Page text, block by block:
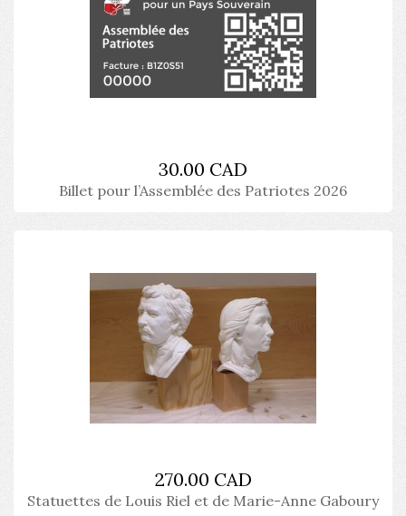
30.00 CAD
Billet pour l’Assemblée des Patriotes 2026
270.00 CAD
Statuettes de Louis Riel et de Marie-Anne Gaboury